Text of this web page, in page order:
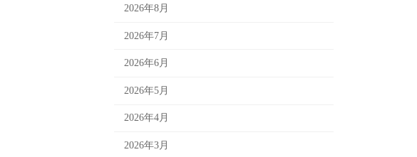
2026年8月
2026年7月
2026年6月
2026年5月
2026年4月
2026年3月